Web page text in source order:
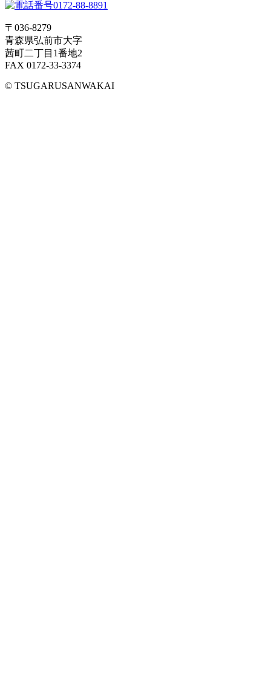
〒036-8279
青森県弘前市大字
茜町二丁目1番地2
FAX 0172-33-3374
© TSUGARUSANWAKAI